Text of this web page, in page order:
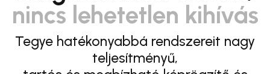
nincs lehetetlen kihívás
Tegye hatékonyabbá rendszereit nagy
teljesítményű,